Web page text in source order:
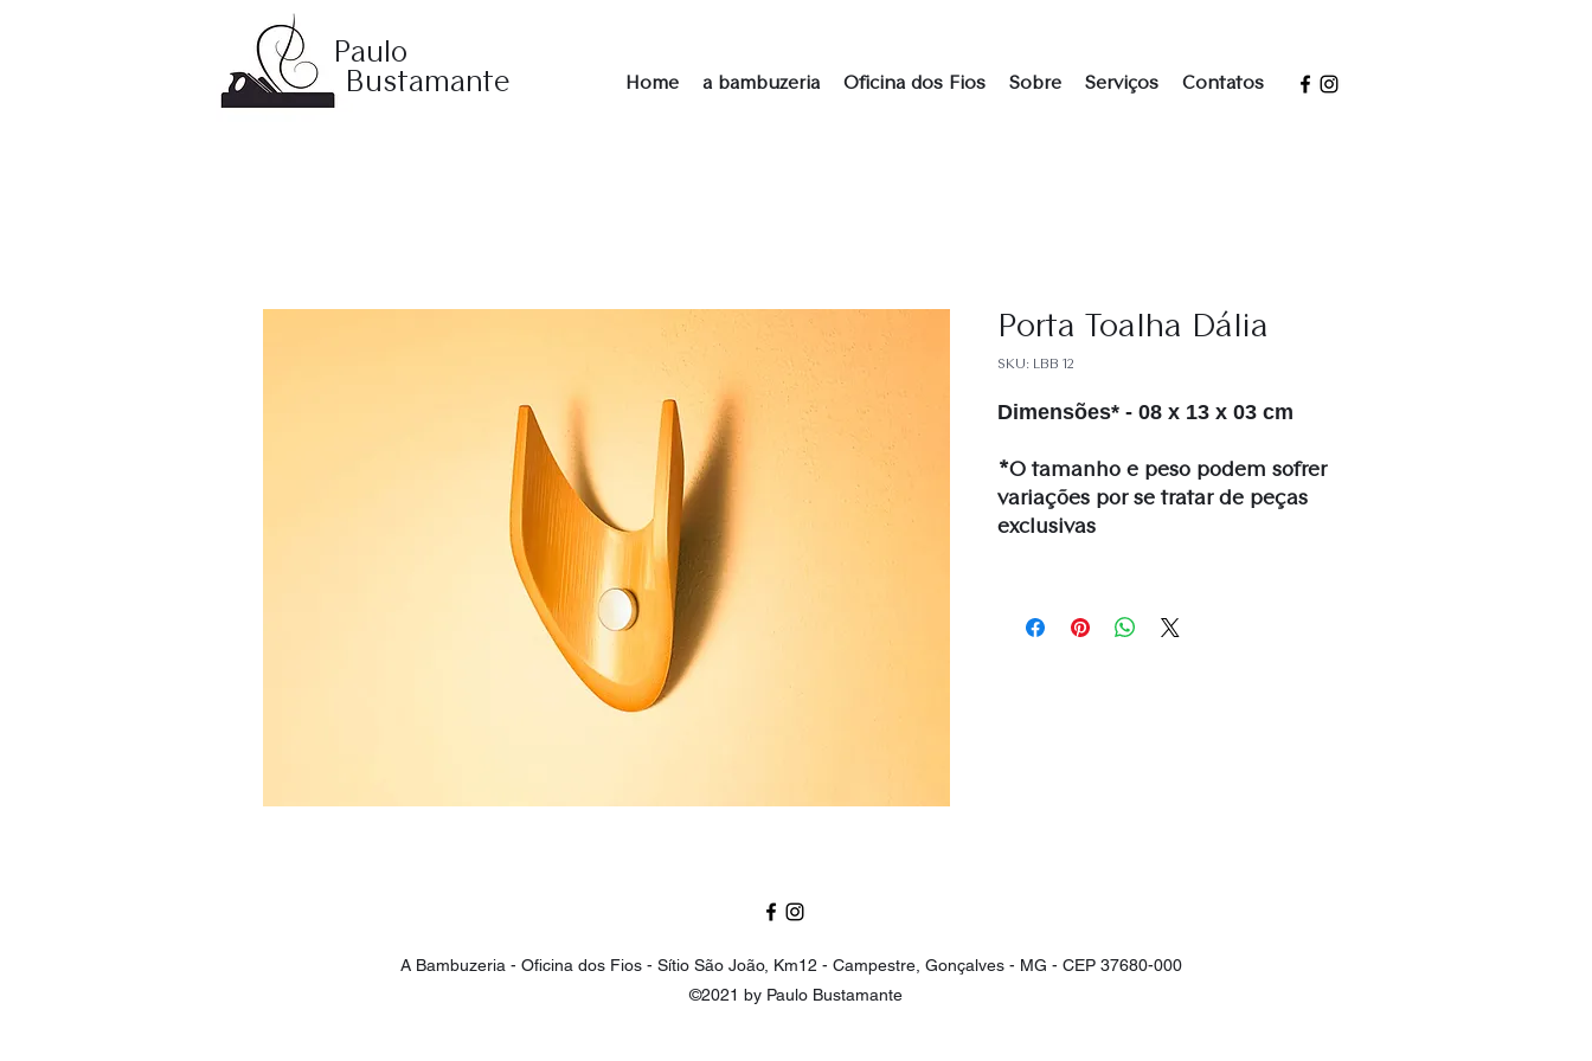
Paulo
Bustamante
Home a bambuzeria Oficina dos Fios Sobre Serviços Contatos
Porta Toalha Dália
SKU: LBB 12
Dimensões* - 08 x 13 x 03 cm
*O tamanho e peso podem sofrer
variações por se tratar de peças
exclusivas
A Bambuzeria - Oficina dos Fios - Sítio São João, Km12 - Campestre, Gonçalves - MG - CEP 37680-000
©2021 by Paulo Bustamante